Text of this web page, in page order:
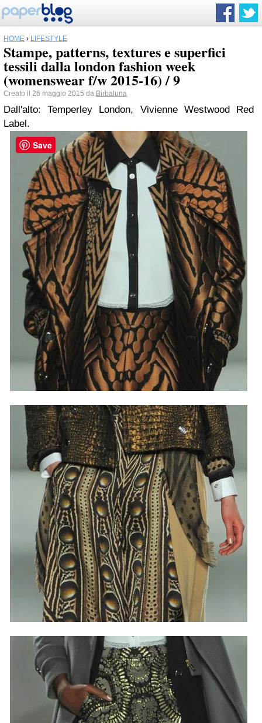
HOME › LIFESTYLE
Stampe, patterns, textures e superfici
tessili dalla london fashion week
(womenswear f/w 2015-16) / 9
Creato il 26 maggio 2015 da Birbaluna
Dall'alto: Temperley London, Vivienne Westwood Red
Label.
Save